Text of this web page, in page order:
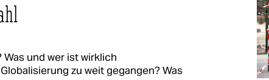
und wer ist wirklich
zu weit gegangen? Was